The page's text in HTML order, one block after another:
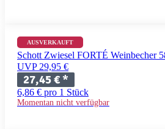
AUSVERKAUFT
Schott Zwiesel FORTÉ Weinbecher
UVP 29,95 €
27,45 €*
6,86 € pro 1 Stück
Momentan nicht verfügbar